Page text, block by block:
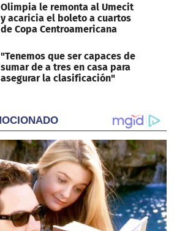
Olimpia le remonta al Umecit
y acaricia el boleto a cuartos
de Copa Centroamericana
"Tenemos que ser capaces de
sumar de a tres en casa para
asegurar la clasificación"